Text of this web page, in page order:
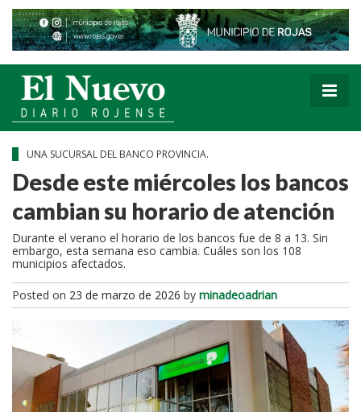
UNA SUCURSAL DEL BANCO PROVINCIA.
Desde este miércoles los bancos
cambian su horario de atención
Durante el verano el horario de los bancos fue de 8 a 13. Sin
embargo, esta semana eso cambia. Cuáles son los 108
municipios afectados.
Posted on 23 de marzo de 2026 by minadeoadrian